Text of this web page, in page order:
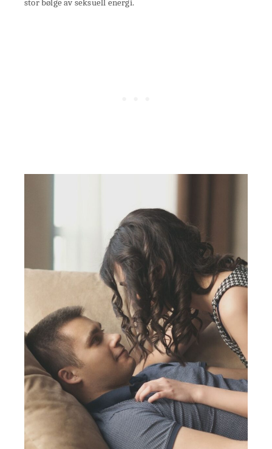
stor bølge av seksuell energi.